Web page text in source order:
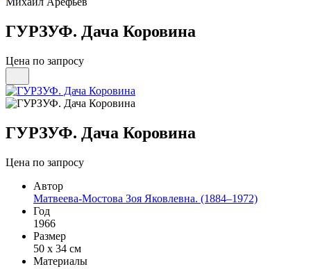
Отправить
ГУРЗУФ. Дача Коровина
Цена по запросу
ГУРЗУФ. Дача Коровина
Цена по запросу
Автор
Матвеева-Мостова Зоя Яковлевна. (1884–1972)
Год
1966
Размер
50 х 34 см
Материалы